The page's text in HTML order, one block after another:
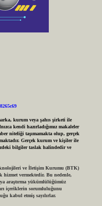
kurum veya şahıs şirketi ile
kendi hazırladığımız makaleler
niteliği taşımamakta olup, gerçek
Gerçek kurum ve kişiler ile
bilgiler taslak halindedir ve
ve İletişim Kurumu (BTK)
hizmet vermektedir. Bu nedenle,
araştırma yükümlülüğümüz
içeriklerin sorumluluğunu
kabul etmiş sayılırlar.